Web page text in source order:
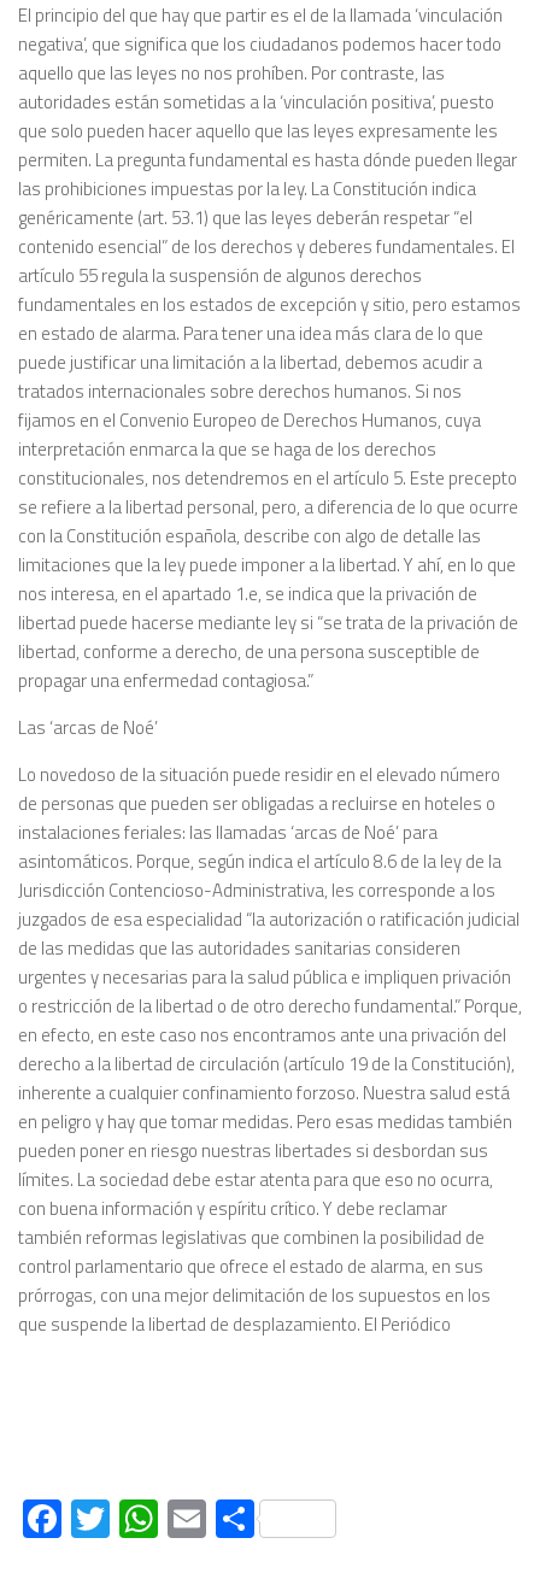
El principio del que hay que partir es el de la llamada ‘vinculación
negativa’, que significa que los ciudadanos podemos hacer todo
aquello que las leyes no nos prohíben. Por contraste, las
autoridades están sometidas a la ‘vinculación positiva’, puesto
que solo pueden hacer aquello que las leyes expresamente les
permiten. La pregunta fundamental es hasta dónde pueden llegar
las prohibiciones impuestas por la ley. La Constitución indica
genéricamente (art. 53.1) que las leyes deberán respetar “el
contenido esencial” de los derechos y deberes fundamentales. El
artículo 55 regula la suspensión de algunos derechos
fundamentales en los estados de excepción y sitio, pero estamos
en estado de alarma. Para tener una idea más clara de lo que
puede justificar una limitación a la libertad, debemos acudir a
tratados internacionales sobre derechos humanos. Si nos
fijamos en el Convenio Europeo de Derechos Humanos, cuya
interpretación enmarca la que se haga de los derechos
constitucionales, nos detendremos en el artículo 5. Este precepto
se refiere a la libertad personal, pero, a diferencia de lo que ocurre
con la Constitución española, describe con algo de detalle las
limitaciones que la ley puede imponer a la libertad. Y ahí, en lo que
nos interesa, en el apartado 1.e, se indica que la privación de
libertad puede hacerse mediante ley si “se trata de la privación de
libertad, conforme a derecho, de una persona susceptible de
propagar una enfermedad contagiosa.”
Las ‘arcas de Noé’
Lo novedoso de la situación puede residir en el elevado número
de personas que pueden ser obligadas a recluirse en hoteles o
instalaciones feriales: las llamadas ‘arcas de Noé’ para
asintomáticos. Porque, según indica el artículo 8.6 de la ley de la
Jurisdicción Contencioso-Administrativa, les corresponde a los
juzgados de esa especialidad “la autorización o ratificación judicial
de las medidas que las autoridades sanitarias consideren
urgentes y necesarias para la salud pública e impliquen privación
o restricción de la libertad o de otro derecho fundamental.” Porque,
en efecto, en este caso nos encontramos ante una privación del
derecho a la libertad de circulación (artículo 19 de la Constitución),
inherente a cualquier confinamiento forzoso. Nuestra salud está
en peligro y hay que tomar medidas. Pero esas medidas también
pueden poner en riesgo nuestras libertades si desbordan sus
límites. La sociedad debe estar atenta para que eso no ocurra,
con buena información y espíritu crítico. Y debe reclamar
también reformas legislativas que combinen la posibilidad de
control parlamentario que ofrece el estado de alarma, en sus
prórrogas, con una mejor delimitación de los supuestos en los
que suspende la libertad de desplazamiento. El Periódico
Facebook
Twitter
WhatsApp
EmailCompartir